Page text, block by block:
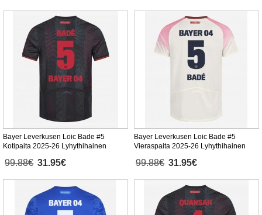
Bayer Leverkusen Loic Bade #5
Kotipaita 2025-26 Lyhythihainen
99.88€ 31.95€
Bayer Leverkusen Loic Bade #5
Vieraspaita 2025-26 Lyhythihainen
99.88€ 31.95€